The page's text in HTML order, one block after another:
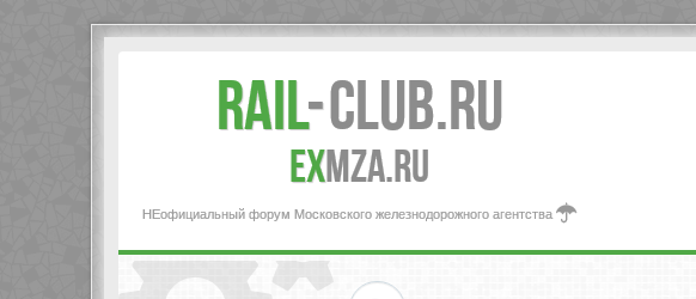
Rail-Club.RU
exMZA.RU
НЕофициальный форум Московского железнодорожного агентства